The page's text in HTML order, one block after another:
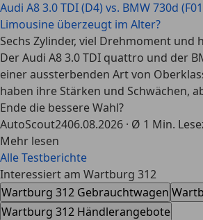
Audi A8 3.0 TDI (D4) vs. BMW 730d
Limousine überzeugt im Alter?
Sechs Zylinder, viel Drehmoment und
Der Audi A8 3.0 TDI quattro und der
einer aussterbenden Art von
haben ihre Stärken und Schwächen,
Ende die bessere Wahl?
AutoScout2406.08.2026 · Ø 1 Min.
Mehr lesen
Alle Testberichte
Interessiert am Wartburg 312
Wartburg 312 Gebrauchtwagen
Wartburg 312 Händlerangebote